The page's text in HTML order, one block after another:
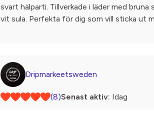
svart hälparti. Tillverkade i läder med bruna
vit sula. Perfekta för dig som vill sticka ut
Dripmarkeetsweden
(8)Senast aktiv: Idag